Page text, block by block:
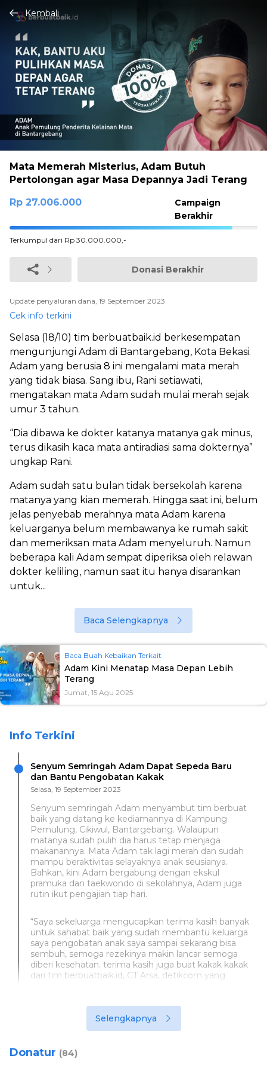
Kembali
Mata Memerah Misterius, Adam Butuh
Pertolongan agar Masa Depannya Jadi Terang
Rp 27.006.000
Campaign
Berakhir
90.02%
Complete
Terkumpul dari Rp 30.000.000,-
Donasi Berakhir
Update penyaluran dana, 19 September 2023
Cek info terkini
Selasa (18/10) tim berbuatbaik.id berkesempatan
mengunjungi Adam di Bantargebang, Kota Bekasi.
Adam yang berusia 8 ini mengalami mata merah
yang tidak biasa. Sang ibu, Rani setiawati,
mengatakan mata Adam sudah mulai merah sejak
umur 3 tahun.
“Dia dibawa ke dokter katanya matanya gak minus,
terus dikasih kaca mata antiradiasi sama dokternya”
ungkap Rani.
Adam sudah satu bulan tidak bersekolah karena
matanya yang kian memerah. Hingga saat ini, belum
jelas penyebab merahnya mata Adam karena
keluarganya belum membawanya ke rumah sakit
dan memeriksan mata Adam menyeluruh. Namun
beberapa kali Adam sempat diperiksa oleh relawan
dokter keliling, namun saat itu hanya disarankan
untuk...
Baca Selengkapnya
Baca Buah Kebaikan Terkait
Adam Kini Menatap Masa Depan Lebih
Terang
Jumat, 15 Agu 2025
Info Terkini
Senyum Semringah Adam Dapat Sepeda Baru
dan Bantu Pengobatan Kakak
Selasa, 19 September 2023
Senyum semringah Adam menyambut tim berbuat
baik yang datang ke kediamannya di Kampung
Pemulung, Cikiwul, Bantargebang. Walaupun
matanya sudah pulih dia harus tetap menjaga
makanannya. Mata Adam tak lagi merah dan sudah
mampu beraktivitas selayaknya anak seusianya.
Bahkan, kini Adam bergabung dengan ekskul
pramuka dan taekwondo di sekolahnya, Adam juga
rutin ikut pengajian tiap hari.
“Saya sekeluarga mengucapkan terima kasih banyak
untuk sahabat baik yang sudah membantu keluarga
saya pengobatan anak saya sampai sekarang bisa
sembuh, semoga rezekinya makin lancar semoga
diberi kesehatan. terima kasih juga buat kakak kakak
dari tim berbuatbaik.id, CT Arsa, detikcom yang
baik” ucap Rani terbata-bata sambil menahan tangis.
Selengkapnya
Donatur (84)